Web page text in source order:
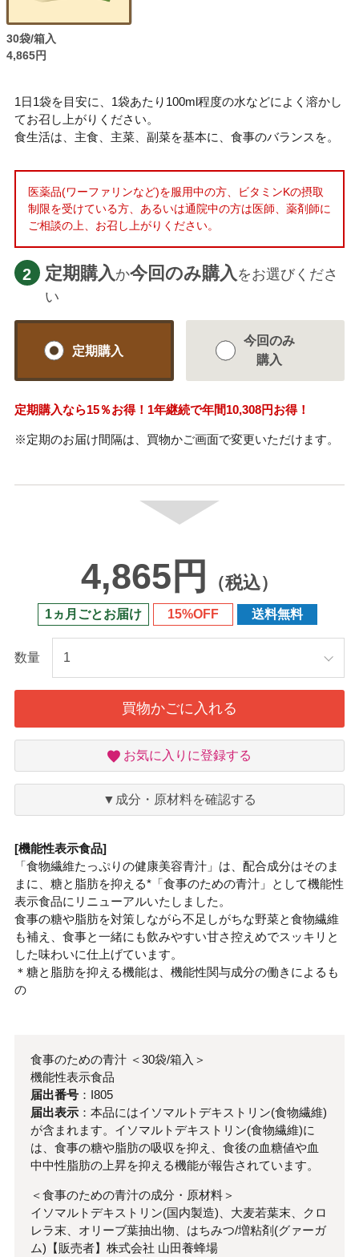
30袋/箱入
4,865円
1日1袋を目安に、1袋あたり100ml程度の水などによく溶かし
てお召し上がりください。
食生活は、主食、主菜、副菜を基本に、食事のバランスを。
医薬品(ワーファリンなど)を服用中の方、ビタミンKの摂取
制限を受けている方、あるいは通院中の方は医師、薬剤師に
ご相談の上、お召し上がりください。
2 定期購入 か今回のみ購入 をお選びくださ
い
定期購入
今回のみ
購入
定期購入なら15％お得！1年継続で年間10,308円お得！
※定期のお届け間隔は、買物かご画面で変更いただけます。
4,865円 （税込）
1ヵ月ごとお届け 15%OFF 送料無料
数量
買物かごに入れる
お
入
り
お気に入りに登録する
▼成分・原材料を確認する
[機能性表示食品]
「食物繊維たっぷりの健康美容青汁」は、配合成分はそのま
まに、糖と脂肪を抑える*「食事のための青汁」として機能性
表示食品にリニューアルいたしました。
食事の糖や脂肪を対策しながら不足しがちな野菜と食物繊維
も補え、食事と一緒にも飲みやすい甘さ控えめでスッキリと
した味わいに仕上げています。
＊糖と脂肪を抑える機能は、機能性関与成分の働きによるも
の
食事のための青汁＜30袋/箱入 ＞
機能性表示食品
届出番号：I805
届出表示：本品にはイソマルトデキストリン(食物繊維)
が含まれます。イソマルトデキストリン(食物繊維)に
は、食事の糖や脂肪の吸収を抑え、食後の血糖値や血
中中性脂肪の上昇を抑える機能が報告されています。
＜食事のための青汁の成分・原材料＞
イソマルトデキストリン(国内製造)、大麦若葉末、クロ
レラ末、オリーブ葉抽出物、はちみつ/増粘剤(グァーガ
ム)【販売者】株式会社 山田養蜂場